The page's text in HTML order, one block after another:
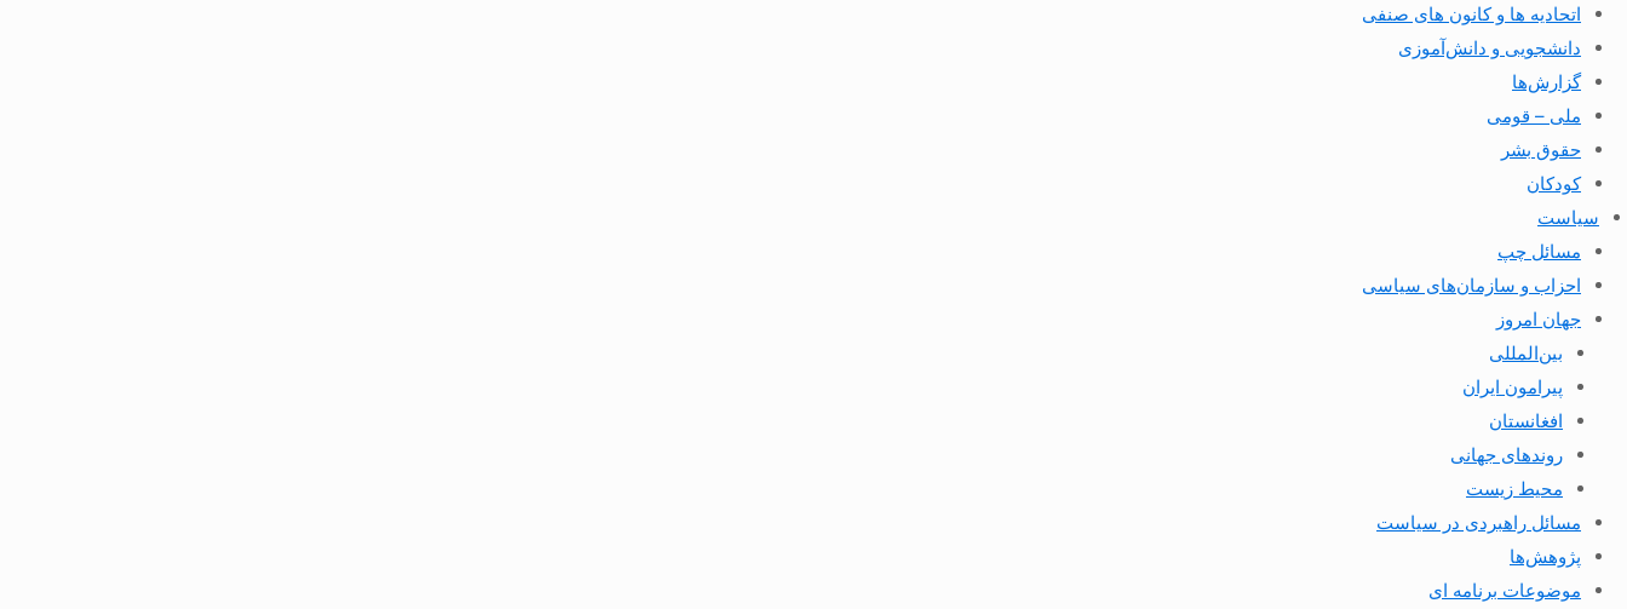
اتحادیه ها و کانون های صنفی
دانشجویی و دانش‌آموزی
گزارش‌ها
ملی – قومی
حقوق بشر
کودکان
سیاست
مسائل چپ
احزاب و سازمان‌های سیاسی
جهان امروز
بین‌المللی
پیرامون ایران
افغانستان
روندهای جهانی
محیط زیست
مسائل راهبردی در سیاست
پژوهش‌ها
موضوعات برنامه ای